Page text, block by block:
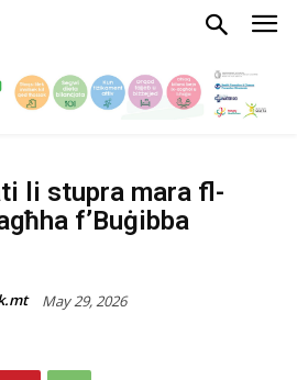
li stupra mara fl-
f’Buġibba
May 29, 2026